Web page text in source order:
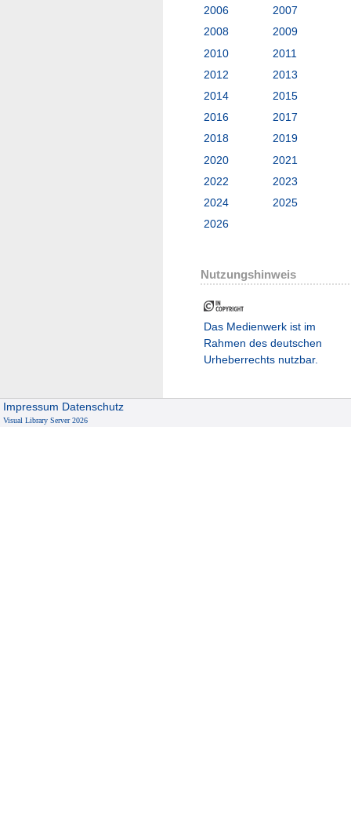
2006
2007
2008
2009
2010
2011
2012
2013
2014
2015
2016
2017
2018
2019
2020
2021
2022
2023
2024
2025
2026
Nutzungshinweis
Das Medienwerk ist im
Rahmen des deutschen
Urheberrechts nutzbar.
Impressum Datenschutz
Visual Library Server 2026